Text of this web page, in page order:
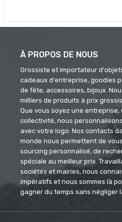
À PROPOS DE NOUS
Grossiste et importateur
cadeaux d'entreprise, goodies
de fête, accessoires, bijoux.
milliers de produits à prix
Que vous soyez une
collectivité, nous
avec votre logo. Nos contacts
monde nous permettent de
sourcing personnalisé, de
spéciale au meilleur prix.
sociétés et mairies, nous
impératifs et nous sommes là
gagner du temps sans négliger